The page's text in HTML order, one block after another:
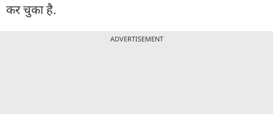
कर चुका है.
ADVERTISEMENT